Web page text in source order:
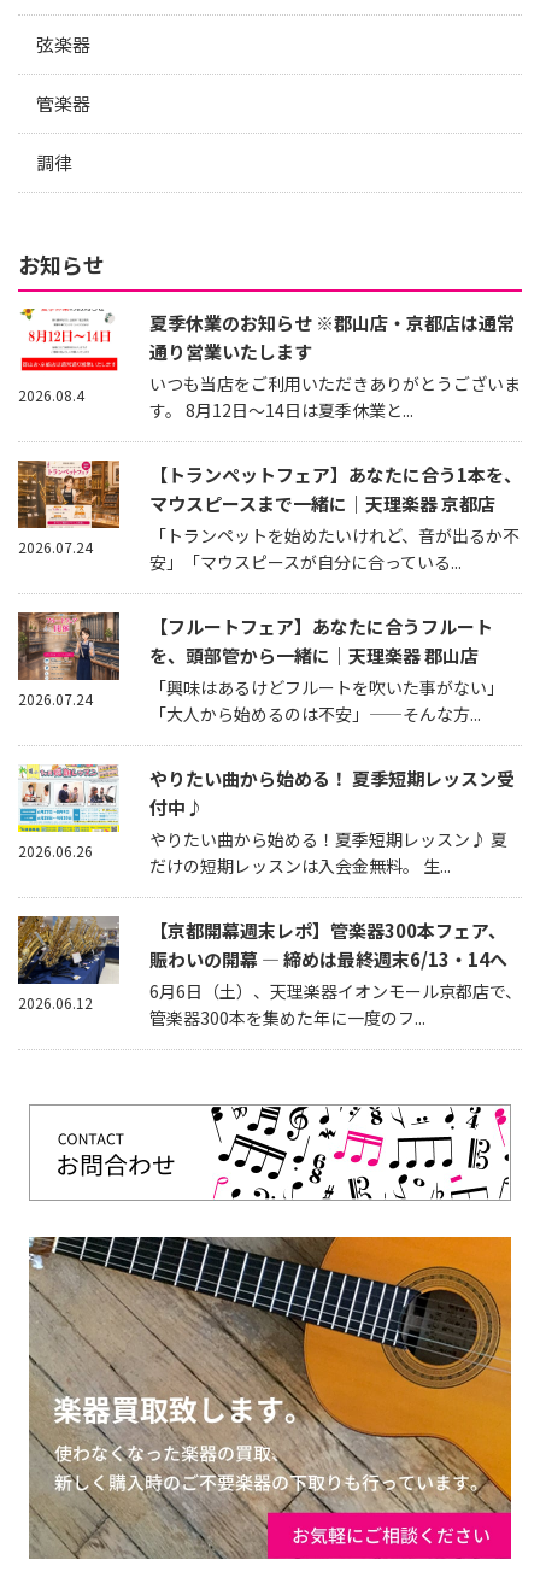
弦楽器
管楽器
調律
お知らせ
夏季休業のお知らせ ※郡山店・京都店は通常
通り営業いたします
いつも当店をご利用いただきありがとうございま
す。 8月12日～14日は夏季休業と...
2026.08.4
【トランペットフェア】あなたに合う1本を、
マウスピースまで一緒に｜天理楽器 京都店
「トランペットを始めたいけれど、音が出るか不
安」「マウスピースが自分に合っている...
2026.07.24
【フルートフェア】あなたに合うフルート
を、頭部管から一緒に｜天理楽器 郡山店
「興味はあるけどフルートを吹いた事がない」
「大人から始めるのは不安」——そんな方...
2026.07.24
やりたい曲から始める！ 夏季短期レッスン受
付中♪
やりたい曲から始める！夏季短期レッスン♪ 夏
だけの短期レッスンは入会金無料。 生...
2026.06.26
【京都開幕週末レポ】管楽器300本フェア、
賑わいの開幕 — 締めは最終週末6/13・14へ
6月6日（土）、天理楽器イオンモール京都店で、
管楽器300本を集めた年に一度のフ...
2026.06.12